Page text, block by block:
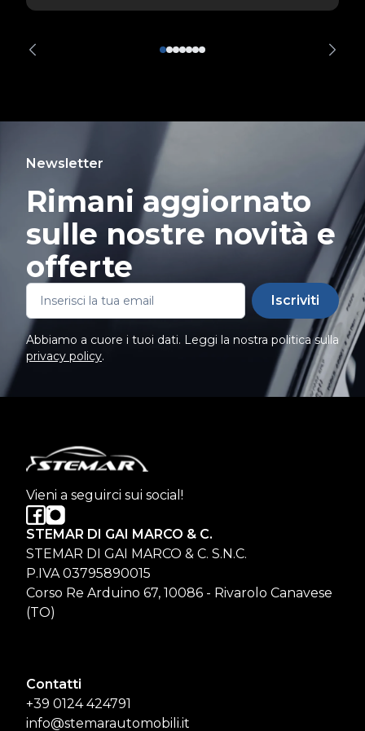
Newsletter
Rimani aggiornato
sulle nostre novità e
offerte
Iscriviti
Abbiamo a cuore i tuoi dati. Leggi la nostra politica sulla
privacy policy.
Vieni a seguirci sui social!
STEMAR DI GAI MARCO & C.
STEMAR DI GAI MARCO & C. S.N.C.
P.IVA 03795890015
Corso Re Arduino 67, 10086 - Rivarolo Canavese
(TO)
Contatti
+39 0124 424791
info@stemarautomobili.it